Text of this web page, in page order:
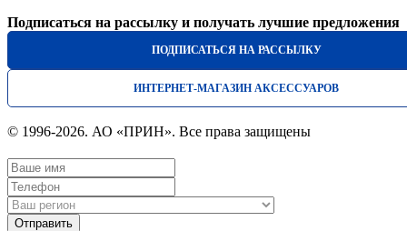
Подписаться на рассылку и получать лучшие предложения
ПОДПИСАТЬСЯ НА РАССЫЛКУ
ИНТЕРНЕТ-МАГАЗИН АКСЕССУАРОВ
© 1996-2026. АО «ПРИН». Все права защищены
Отправить